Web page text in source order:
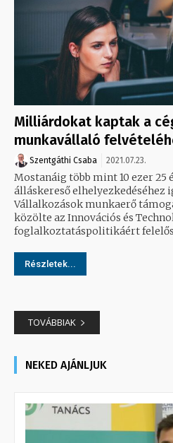
Milliárdokat kaptak a
munkavállaló
Szentgáthi Csaba 2021.07.23.
Mostanáig több mint 10 ezer
álláskereső elhelyezkedéséhez
Vállalkozások munkaerő
közölte az Innovációs és
foglalkoztatáspolitikáért
Részletek...
TOVÁBBIAK
NEKED AJÁNLJUK